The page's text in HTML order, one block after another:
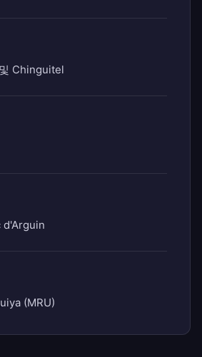
Chinguitel
d'Arguin
(MRU)